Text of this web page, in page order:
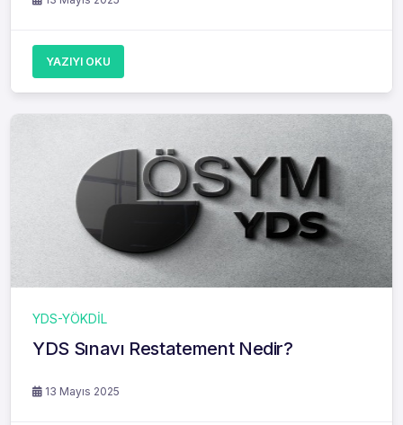
YAZIYI OKU
YDS-YÖKDİL
YDS Sınavı Restatement Nedir?
13 Mayıs 2025